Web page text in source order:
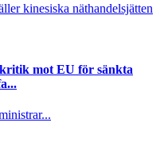
kinesiska näthandelsjätten
mot EU för sänkta